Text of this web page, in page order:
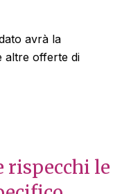
avrà la
altre offerte di
rispecchi le